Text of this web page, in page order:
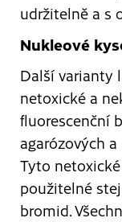
udržitelně a s
Nukleové
Další varianty
netoxické a
fluorescenční
agarózových
Tyto
použitelné
bromid.